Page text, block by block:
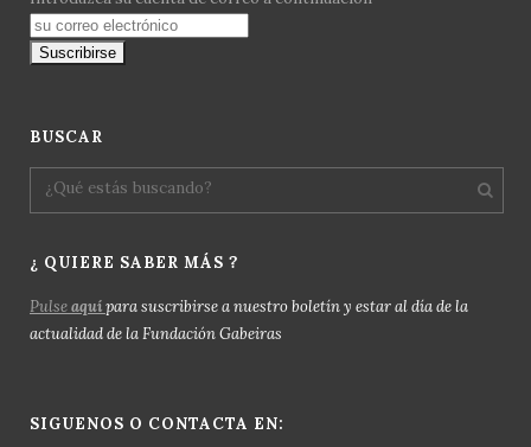
BUSCAR
¿ QUIERE SABER MÁS ?
Pulseaquípara suscribirse a nuestro boletín y estar al día de la
actualidad de la Fundación Gabeiras
SIGUENOS O CONTACTA EN: